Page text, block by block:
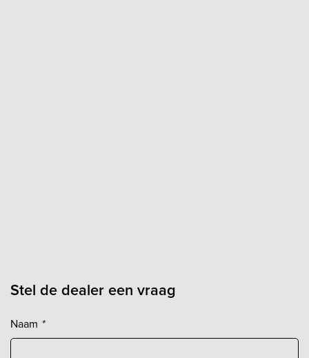
Stel de dealer een vraag
Naam *